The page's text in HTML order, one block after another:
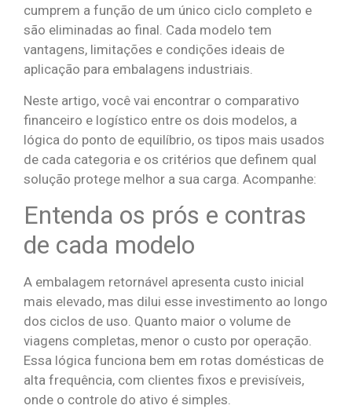
cumprem a função de um único ciclo completo e
são eliminadas ao final. Cada modelo tem
vantagens, limitações e condições ideais de
aplicação para embalagens industriais.
Neste artigo, você vai encontrar o comparativo
financeiro e logístico entre os dois modelos, a
lógica do ponto de equilíbrio, os tipos mais usados
de cada categoria e os critérios que definem qual
solução protege melhor a sua carga. Acompanhe:
Entenda os prós e contras
de cada modelo
A embalagem retornável apresenta custo inicial
mais elevado, mas dilui esse investimento ao longo
dos ciclos de uso. Quanto maior o volume de
viagens completas, menor o custo por operação.
Essa lógica funciona bem em rotas domésticas de
alta frequência, com clientes fixos e previsíveis,
onde o controle do ativo é simples.